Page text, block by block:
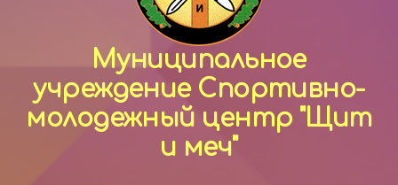
Муниципальное
учреждение Спортивно-
молодежный центр "Щит
и меч"